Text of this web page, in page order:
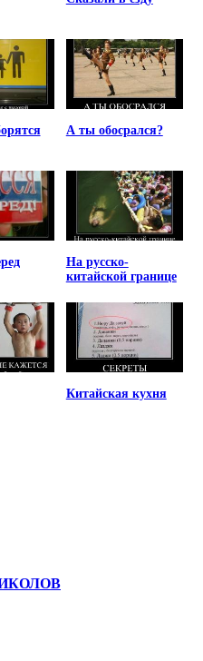
А ты обосрался?
На русско-
китайской границе
Китайская кухня